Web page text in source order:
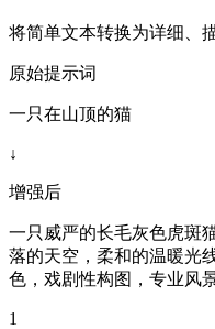
将简单文本转换为详细、
原始提示词
一只在山顶的猫
↓
增强后
一只威严的长毛灰色虎斑
落的天空，柔和的温暖光
色，戏剧性构图，专业风
1